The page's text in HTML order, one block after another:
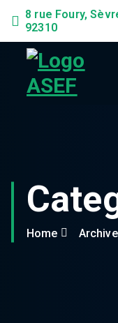
8 rue Foury,
92310
Home